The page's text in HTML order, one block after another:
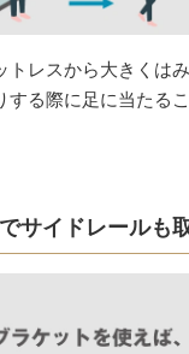
トレスから大きくは
する際に足に当たる
サイドレールも